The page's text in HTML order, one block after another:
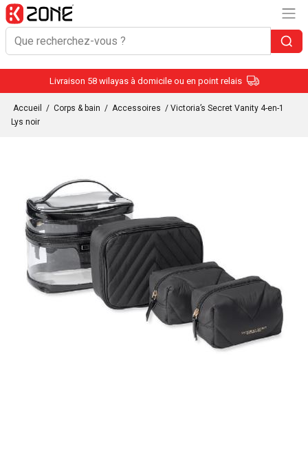
Livraison 58 wilayas à domicile ou en point relais
Accueil / Corps & bain / Accessoires / Victoria’s Secret Vanity 4-en-1
Lys noir